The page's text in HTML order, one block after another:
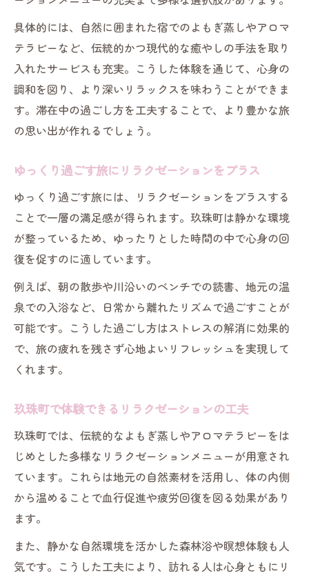
具体的には、自然に囲まれた宿でのよもぎ蒸しやアロマ
テラピーなど、伝統的かつ現代的な癒やしの手法を取り
入れたサービスも充実。こうした体験を通じて、心身の
調和を図り、より深いリラックスを味わうことができま
す。滞在中の過ごし方を工夫することで、より豊かな旅
の思い出が作れるでしょう。
ゆっくり過ごす旅にリラクゼーションをプラス
ゆっくり過ごす旅には、リラクゼーションをプラスする
ことで一層の満足感が得られます。玖珠町は静かな環境
が整っているため、ゆったりとした時間の中で心身の回
復を促すのに適しています。
例えば、朝の散歩や川沿いのベンチでの読書、地元の温
泉での入浴など、日常から離れたリズムで過ごすことが
可能です。こうした過ごし方はストレスの解消に効果的
で、旅の疲れを残さず心地よいリフレッシュを実現して
くれます。
玖珠町で体験できるリラクゼーションの工夫
玖珠町では、伝統的なよもぎ蒸しやアロマテラピーをは
じめとした多様なリラクゼーションメニューが用意され
ています。これらは地元の自然素材を活用し、体の内側
から温めることで血行促進や疲労回復を図る効果があり
ます。
また、静かな自然環境を活かした森林浴や瞑想体験も人
気です。こうした工夫により、訪れる人は心身ともにリ